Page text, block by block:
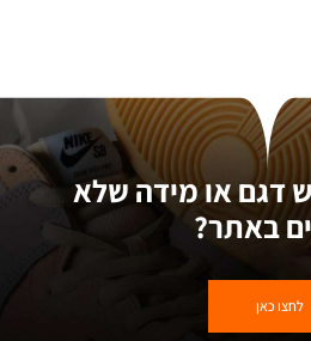
דגם או מידה שלא
באתר?
לחצו כאן